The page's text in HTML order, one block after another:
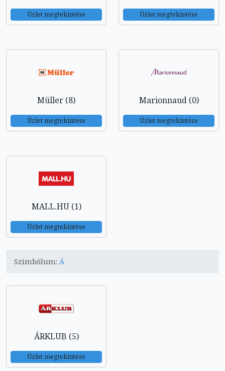
Üzlet megtekintése Üzlet megtekintése
Müller (8)
Üzlet megtekintése
Marionnaud (0)
Üzlet megtekintése
MALL.HU (1)
Üzlet megtekintése
Szimbólum: Á
ÁRKLUB (5)
Üzlet megtekintése